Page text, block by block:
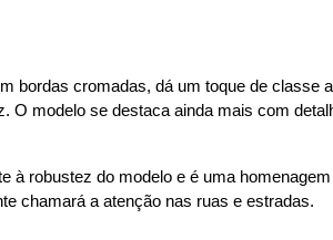
bordas cromadas, dá um toque de classe
modelo se destaca ainda mais com
robustez do modelo e é uma
chamará a atenção nas ruas e estradas.